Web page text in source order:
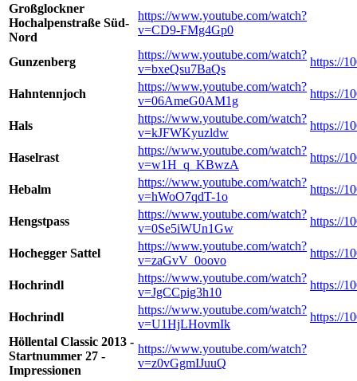
Großglockner
Hochalpenstraße Süd-
Nord
https://www.youtube.com/watch?
v=CD9-FMg4Gp0
Gunzenberg
https://www.youtube.com/watch?
v=bxeQsu7BaQs
https://
Hahntennjoch
https://www.youtube.com/watch?
v=06AmeG0AM1g
https://
Hals
https://www.youtube.com/watch?
v=kJFWKyuzldw
https://
Haselrast
https://www.youtube.com/watch?
v=w1H_q_KBwzA
https://
Hebalm
https://www.youtube.com/watch?
v=hWoO7qdT-1o
https://
Hengstpass
https://www.youtube.com/watch?
v=0Se5iWUn1Gw
https://
Hochegger Sattel
https://www.youtube.com/watch?
v=zaGvV_0oovo
https://
Hochrindl
https://www.youtube.com/watch?
v=JgCCpig3h10
https://
Hochrindl
https://www.youtube.com/watch?
v=U1HjLHovmIk
https://
Höllental Classic 2013 -
Startnummer 27 -
Impressionen
https://www.youtube.com/watch?
v=z0vGgmIJuuQ